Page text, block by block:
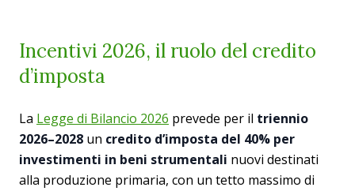
Incentivi 2026, il ruolo del credito
d’imposta
La Legge di Bilancio 2026 prevede per il triennio
2026–2028 un credito d’imposta del 40% per
investimenti in beni strumentali nuovi destinati
alla produzione primaria, con un tetto massimo di